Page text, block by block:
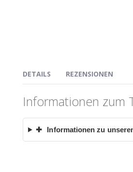
DETAILS
Informationen zum
✚ Informationen zu
REZENSIONEN